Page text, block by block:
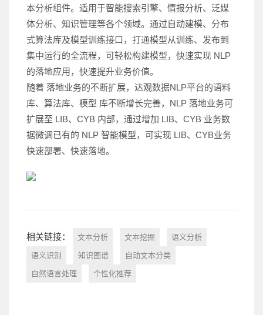
本分析组件。适用于智能搜索引擎、情报分析、泛媒
体分析、知识管理等各个领域。通过自动建模、分布
式算法库及模型训练接口，打通模型从训练、发布到
集中运行的全流程，可轻松构建模型，快速实现 NLP
的落地应用，快速提升业务价值。
随着 落地业务的不断扩展，达观数据NLP平台的语料
库、算法库、模型 库不断增长完善，NLP 落地业务可
扩展至 LIB、CYB 内部，通过增加 LIB、CYB 业务数
据微调已有的 NLP 智能模型，可实现 LIB、CYB业务
快速部署、快速落地。
相关链接： 文本分析 文本挖掘 语义分析
语义识别 知识图谱 自动文本分类
自然语言处理 个性化推荐